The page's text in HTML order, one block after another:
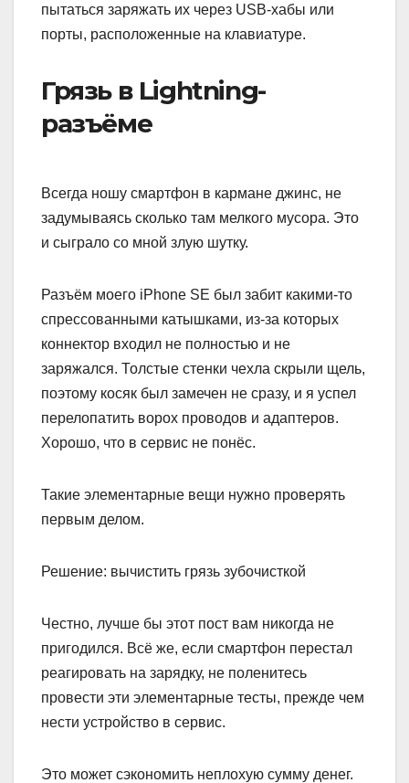
пытаться заряжать их через USB-хабы или
порты, расположенные на клавиатуре.
Грязь в Lightning-
разъёме
Всегда ношу смартфон в кармане джинс, не
задумываясь сколько там мелкого мусора. Это
и сыграло со мной злую шутку.
Разъём моего iPhone SE был забит какими-то
спрессованными катышками, из-за которых
коннектор входил не полностью и не
заряжался. Толстые стенки чехла скрыли щель,
поэтому косяк был замечен не сразу, и я успел
перелопатить ворох проводов и адаптеров.
Хорошо, что в сервис не понёс.
Такие элементарные вещи нужно проверять
первым делом.
Решение: вычистить грязь зубочисткой
Честно, лучше бы этот пост вам никогда не
пригодился. Всё же, если смартфон перестал
реагировать на зарядку, не поленитесь
провести эти элементарные тесты, прежде чем
нести устройство в сервис.
Это может сэкономить неплохую сумму денег.